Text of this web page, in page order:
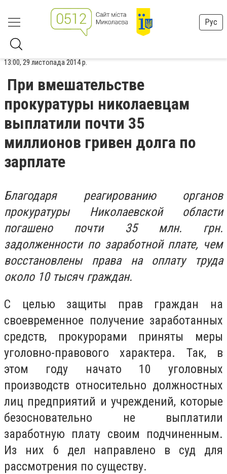
Рус
13:00, 29 листопада 2014 р.
При вмешательстве
прокуратуры николаевцам
выплатили почти 35
миллионов гривен долга по
зарплате
Благодаря реагированию органов
прокуратуры Николаевской области
погашено почти 35 млн. грн.
задолженности по заработной плате, чем
восстановлены права на оплату труда
около 10 тысяч граждан.
С целью защиты прав граждан на
своевременное получение заработанных
средств, прокурорами приняты меры
уголовно-правового характера. Так, в
этом году начато 10 уголовных
производств относительно должностных
лиц предприятий и учреждений, которые
безосновательно не выплатили
заработную плату своим подчиненным.
Из них 6 дел направлено в суд для
рассмотрения по существу.